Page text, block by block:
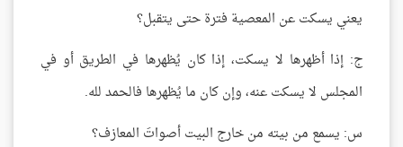
يعني يسكت عن المعصية فترة حتى يتقبل؟
ج: إذا أظهرها لا يسكت، إذا كان يُظهرها في الطريق أو في
المجلس لا يسكت عنه، وإن كان ما يُظهرها فالحمد لله.
س: يسمع من بيته من خارج البيت أصواتَ المعازف؟